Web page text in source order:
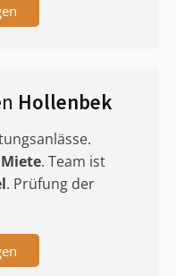
Hollenbek
. Team ist
. Prüfung der